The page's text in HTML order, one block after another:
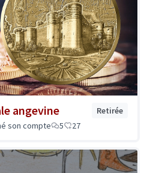
angevine
Retirée
son compte
5 27